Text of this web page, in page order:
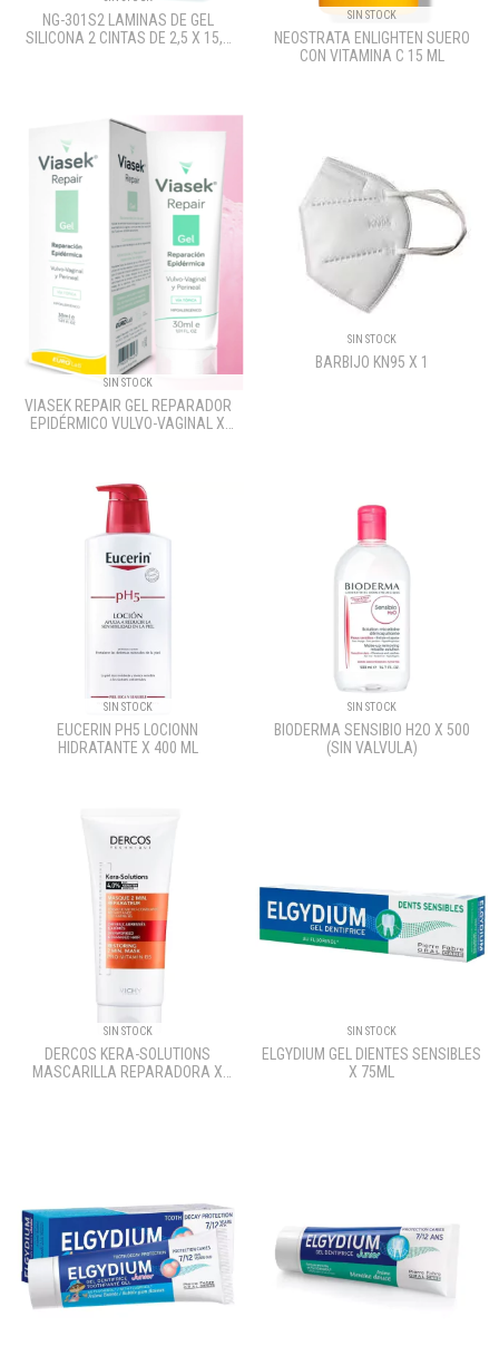
NG-301S2 LAMINAS DE GEL
SILICONA 2 CINTAS DE 2,5 X 15,2
SIN STOCK
NEOSTRATA ENLIGHTEN SUERO
CON VITAMINA C 15 ML
SIN STOCK
VIASEK REPAIR GEL REPARADOR
EPIDÉRMICO VULVO-VAGINAL X
SIN STOCK
BARBIJO KN95 X 1
SIN STOCK
EUCERIN PH5 LOCIONN
HIDRATANTE X 400 ML
SIN STOCK
BIODERMA SENSIBIO H2O X 500
(SIN VALVULA)
SIN STOCK
DERCOS KERA-SOLUTIONS
MASCARILLA REPARADORA X
SIN STOCK
ELGYDIUM GEL DIENTES SENSIBLES
X 75ML